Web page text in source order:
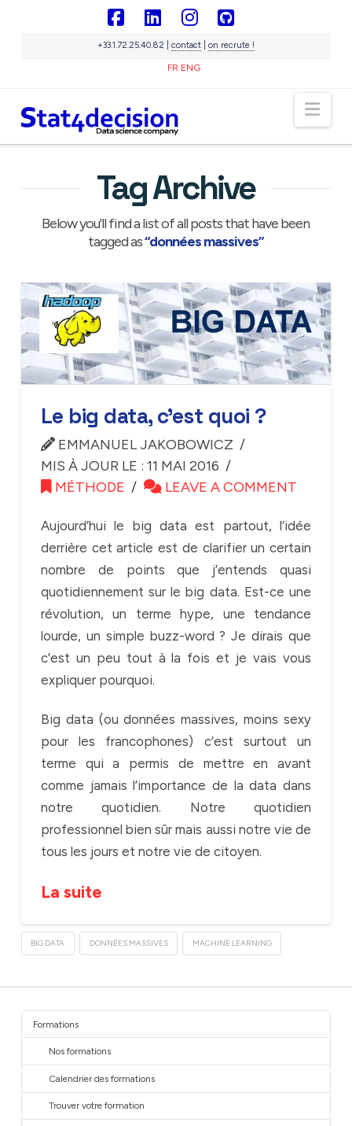
FacebookLinkedInInstagram
+33.1.72.25.40.82 | contact| on recrute !
FR ENG
Tag Archive
Below you'll find a list of all posts that have been
tagged as“données massives”
Le big data, c’est quoi ?
EMMANUEL JAKOBOWICZ
MIS À JOUR LE : 11 MAI 2016
MÉTHODE
LEAVE A COMMENT
Aujourd’hui le big data est partout, l’idée
derrière cet article est de clarifier un certain
nombre de points que j’entends quasi
quotidiennement sur le big data. Est-ce une
révolution, un terme hype, une tendance
lourde, un simple buzz-word ? Je dirais que
c’est un peu tout à la fois et je vais vous
expliquer pourquoi.
Big data (ou données massives, moins sexy
pour les francophones) c’est surtout un
terme qui a permis de mettre en avant
comme jamais l’importance de la data dans
notre quotidien. Notre quotidien
professionnel bien sûr mais aussi notre vie de
tous les jours et notre vie de citoyen.
La suite
BIG DATA DONNÉES MASSIVES MACHINE LEARNING
Formations
Nos formations
Calendrier des formations
Trouver votre formation
En ligne
Panneau de gestion des cookies